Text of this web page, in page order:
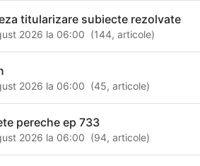
titularizare subiecte rezolvate
2026 la 06:00 (144,articole)
2026 la 06:00 (45,articole)
pereche ep 733
2026 la 06:00 (94,articole)